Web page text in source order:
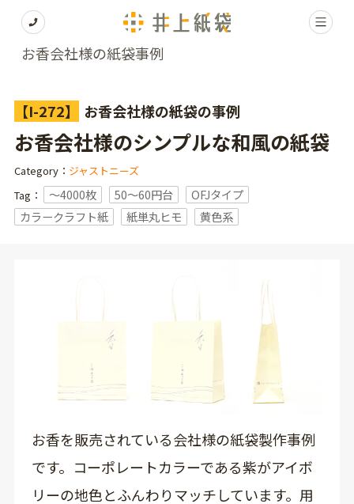
お香会社様の紙袋事例
【I-272】 お香会社様の紙袋の事例
お香会社様のシンプルな和風の紙袋
Category： ジャストニーズ
Tag：
〜4000枚 50～60円台
OFJタイプ
カラークラフト紙
紙単丸ヒモ 黄色系
お香を販売されている会社様の紙袋製作事例
です。コーポレートカラーである紫がアイボ
リーの地色とふんわりマッチしています。用